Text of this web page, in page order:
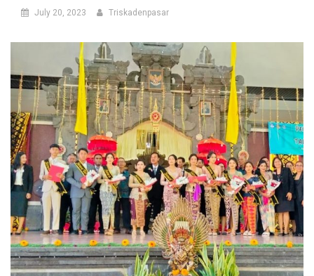
July 20, 2023 Triskadenpasar